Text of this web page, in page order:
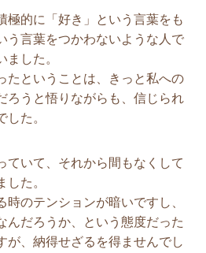
極的に「好き」という言葉をも
う言葉をつかわないような人で
ました。
たということは、きっと私への
ろうと悟りながらも、信じられ
た。
ていて、それから間もなくして
た。
時のテンションが暗いですし、
んだろうか、という態度だった
が、納得せざるを得ませんでし